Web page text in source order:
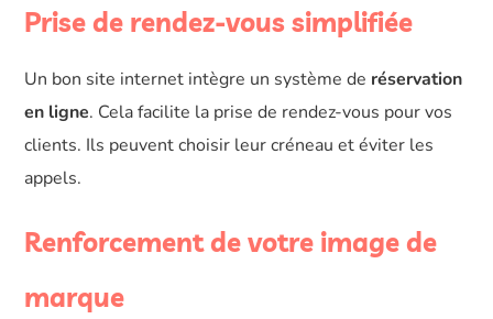
Prise de rendez-vous simplifiée
Un bon site internet intègre un système de réservation
en ligne. Cela facilite la prise de rendez-vous pour vos
clients. Ils peuvent choisir leur créneau et éviter les
appels.
Renforcement de votre image de
marque